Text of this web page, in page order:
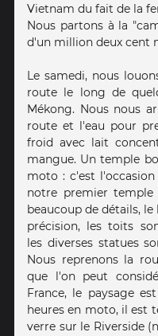
Vietnam du fait de la
Nous partons à la
d'un million deux cent
Le samedi, nous
route le long de
Mékong. Nous nous
route et l'eau pour
froid avec lait
mangue. Un temple
moto : c'est
notre premier temple
beaucoup de détails,
précision, les toits
les diverses statues
Nous reprenons la
que l'on peut
France, le paysage
heures en moto, il est
verre sur le Riverside